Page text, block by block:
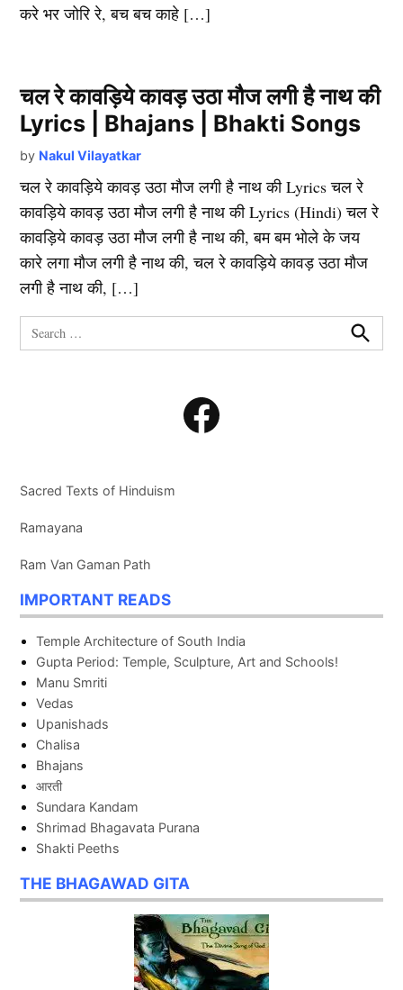
करे भर जोरि रे, बच बच काहे […]
चल रे कावड़िये कावड़ उठा मौज लगी है नाथ की
Lyrics | Bhajans | Bhakti Songs
by Nakul Vilayatkar
चल रे कावड़िये कावड़ उठा मौज लगी है नाथ की Lyrics चल रे
कावड़िये कावड़ उठा मौज लगी है नाथ की Lyrics (Hindi) चल रे
कावड़िये कावड़ उठा मौज लगी है नाथ की, बम बम भोले के जय
कारे लगा मौज लगी है नाथ की, चल रे कावड़िये कावड़ उठा मौज
लगी है नाथ की, […]
Search
for:
Search
Facebook
Sacred Texts of Hinduism
Ramayana
Ram Van Gaman Path
IMPORTANT READS
Temple Architecture of South India
Gupta Period: Temple, Sculpture, Art and Schools!
Manu Smriti
Vedas
Upanishads
Chalisa
Bhajans
आरती
Sundara Kandam
Shrimad Bhagavata Purana
Shakti Peeths
THE BHAGAWAD GITA